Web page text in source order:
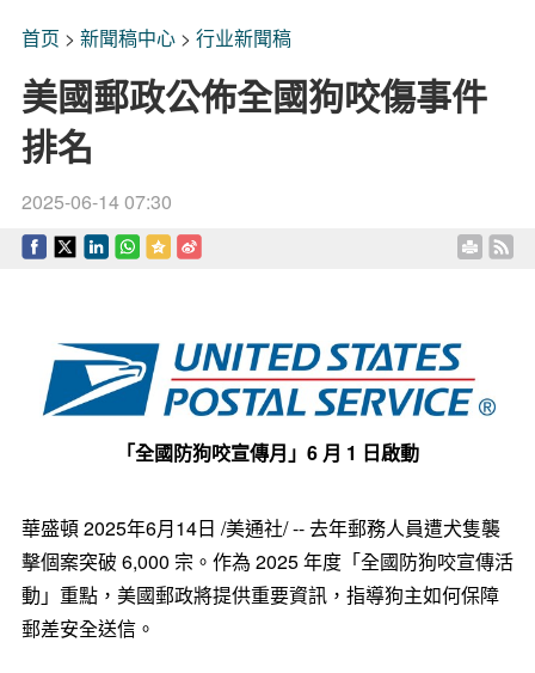
首页 > 新聞稿中心> 行业新聞稿
美國郵政公佈全國狗咬傷事件
排名
2025-06-14 07:30
「全國防狗咬宣傳月」6 月 1 日啟動
華盛頓2025年6月14日 /美通社/ -- 去年郵務人員遭犬隻襲
擊個案突破 6,000 宗。作為 2025 年度「全國防狗咬宣傳活
動」重點，美國郵政將提供重要資訊，指導狗主如何保障
郵差安全送信。